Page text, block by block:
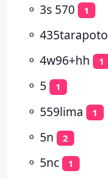
⚬ 3s 570 1
⚬ 435tarapoto
⚬ 4w96+hh 1
⚬ 5 1
⚬ 559lima 1
⚬ 5n 2
⚬ 5nc 1